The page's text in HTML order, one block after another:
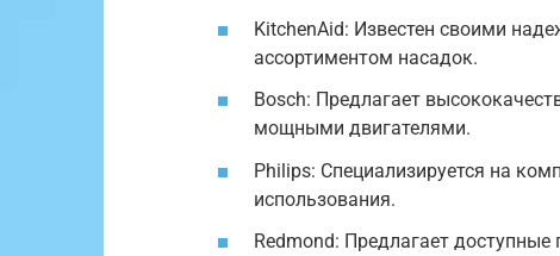
KitchenAid: Известен своими
ассортиментом насадок.
Bosch: Предлагает
мощными двигателями.
Philips: Специализируется на
использования.
Redmond: Предлагает